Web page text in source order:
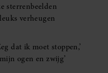
sterrenbeelden
verheugen
dat ik moet stoppen,’
ogen en zwijg’